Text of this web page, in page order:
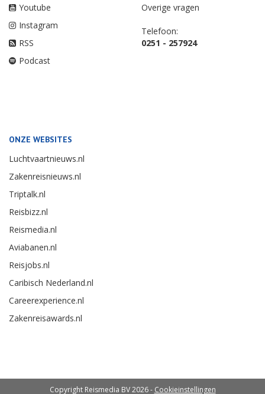
Youtube
Instagram
RSS
Podcast
Overige vragen
Telefoon:
0251 - 257924
ONZE WEBSITES
Luchtvaartnieuws.nl
Zakenreisnieuws.nl
Triptalk.nl
Reisbizz.nl
Reismedia.nl
Aviabanen.nl
Reisjobs.nl
Caribisch Nederland.nl
Careerexperience.nl
Zakenreisawards.nl
Copyright Reismedia BV 2026 - Cookieinstellingen